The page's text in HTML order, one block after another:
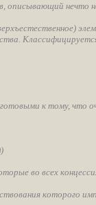
нечто
к тому, что
во всех
которого